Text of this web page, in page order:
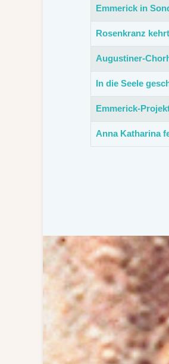
Emmerick in
Rosenkranz
Augustiner-
In die Seele
Emmerick-
Anna Katharina